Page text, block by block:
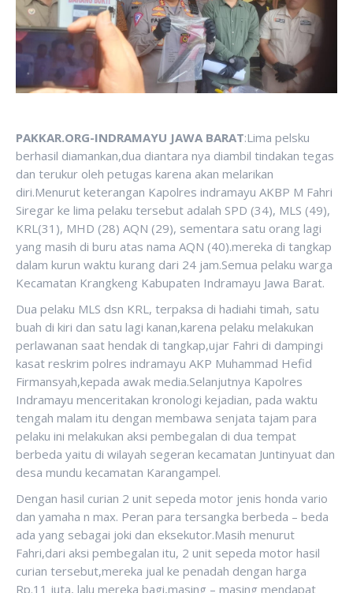
PAKKAR.ORG-INDRAMAYU JAWA BARAT:Lima pelsku
berhasil diamankan,dua diantara nya diambil tindakan tegas
dan terukur oleh petugas karena akan melarikan
diri.Menurut keterangan Kapolres indramayu AKBP M Fahri
Siregar ke lima pelaku tersebut adalah SPD (34), MLS (49),
KRL(31), MHD (28) AQN (29), sementara satu orang lagi
yang masih di buru atas nama AQN (40).mereka di tangkap
dalam kurun waktu kurang dari 24 jam.Semua pelaku warga
Kecamatan Krangkeng Kabupaten Indramayu Jawa Barat.
Dua pelaku MLS dsn KRL, terpaksa di hadiahi timah, satu
buah di kiri dan satu lagi kanan,karena pelaku melakukan
perlawanan saat hendak di tangkap,ujar Fahri di dampingi
kasat reskrim polres indramayu AKP Muhammad Hefid
Firmansyah,kepada awak media.Selanjutnya Kapolres
Indramayu menceritakan kronologi kejadian, pada waktu
tengah malam itu dengan membawa senjata tajam para
pelaku ini melakukan aksi pembegalan di dua tempat
berbeda yaitu di wilayah segeran kecamatan Juntinyuat dan
desa mundu kecamatan Karangampel.
Dengan hasil curian 2 unit sepeda motor jenis honda vario
dan yamaha n max. Peran para tersangka berbeda – beda
ada yang sebagai joki dan eksekutor.Masih menurut
Fahri,dari aksi pembegalan itu, 2 unit sepeda motor hasil
curian tersebut,mereka jual ke penadah dengan harga
Rp.11 juta, lalu mereka bagi,masing – masing mendapat